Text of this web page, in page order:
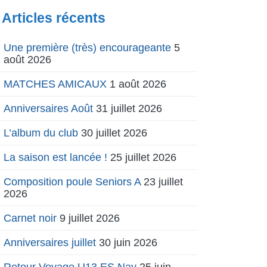
Articles récents
Une première (très) encourageante 5
août 2026
MATCHES AMICAUX 1 août 2026
Anniversaires Août 31 juillet 2026
L’album du club 30 juillet 2026
La saison est lancée ! 25 juillet 2026
Composition poule Seniors A 23 juillet
2026
Carnet noir 9 juillet 2026
Anniversaires juillet 30 juin 2026